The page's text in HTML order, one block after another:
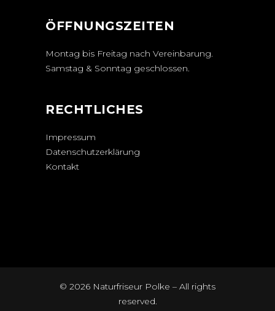
ÖFFNUNGSZEITEN
Montag bis Freitag nach Vereinbarung.
Samstag & Sonntag geschlossen.
RECHTLICHES
Impressum
Datenschutzerklärung
Kontakt
© 2026 Naturfriseur Polke – All rights
reserved.